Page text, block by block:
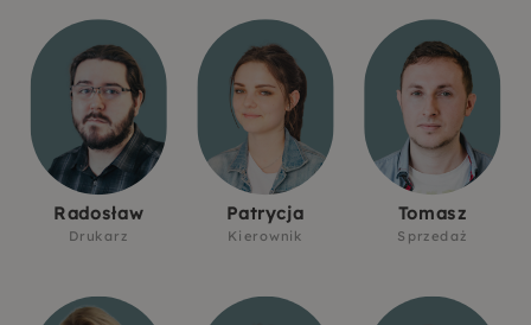
Radosław
Drukarz
Patrycja
Kierownik
Tomasz
Sprzedaż